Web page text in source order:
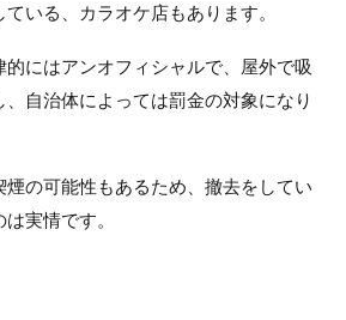
いる、カラオケ店もあります。
的にはアンオフィシャルで、屋外で吸
、自治体によっては罰金の対象になり
煙の可能性もあるため、撤去をしてい
実情です。